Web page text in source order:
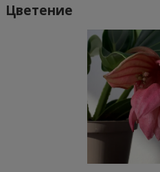
Цветение